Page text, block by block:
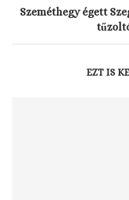
Szeméthegy égett
EZT IS